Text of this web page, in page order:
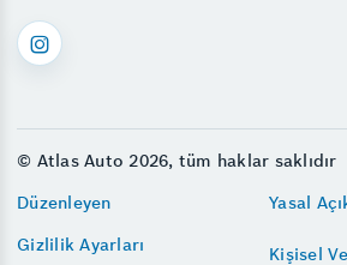
© Atlas Auto 2026, tüm haklar saklıdır
Düzenleyen
Yasal
Gizlilik Ayarları
Kişisel